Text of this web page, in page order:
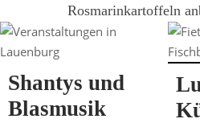
Rosmarinkartoffeln
Shantys und
Blasmusik